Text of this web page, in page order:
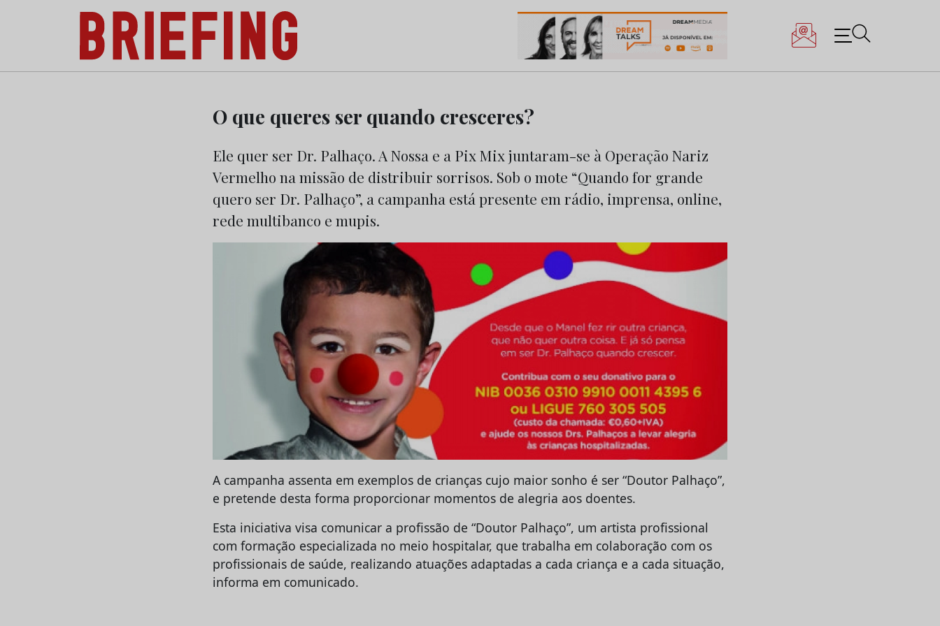
Briefing: Todas as notícias sobre os negócios do Marketing e da Publicidade
O que queres ser quando cresceres?
Ele quer ser Dr. Palhaço. A Nossa e a Pix Mix juntaram-se à Operação Nariz
Vermelho na missão de distribuir sorrisos. Sob o mote “Quando for grande
quero ser Dr. Palhaço”, a campanha está presente em rádio, imprensa, online,
rede multibanco e mupis.
A campanha assenta em exemplos de crianças cujo maior sonho é ser “Doutor Palhaço”,
e pretende desta forma proporcionar momentos de alegria aos doentes.
Esta iniciativa visa comunicar a profissão de “Doutor Palhaço”, um artista profissional
com formação especializada no meio hospitalar, que trabalha em colaboração com os
profissionais de saúde, realizando atuações adaptadas a cada criança e a cada situação,
informa em comunicado.